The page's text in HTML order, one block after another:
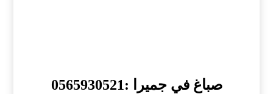
صباغ في جميرا :0565930521